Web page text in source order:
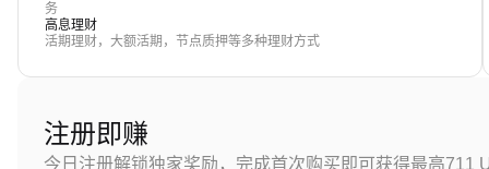
务
高息理财
活期理财，大额活期，节点质押等多种理财方式
注册即赚
今日注册解锁独家奖励，完成首次购买即可获得最高711